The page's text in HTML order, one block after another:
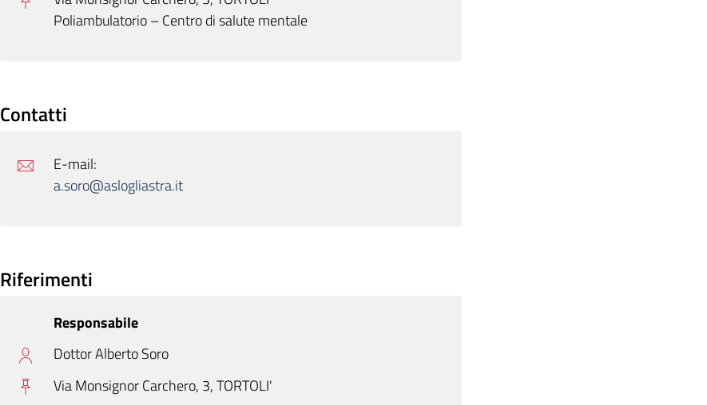
Poliambulatorio – Centro di salute mentale
Contatti
E-mail:
a.soro@aslogliastra.it
Riferimenti
Responsabile
Dottor Alberto Soro
Via Monsignor Carchero, 3,TORTOLI'